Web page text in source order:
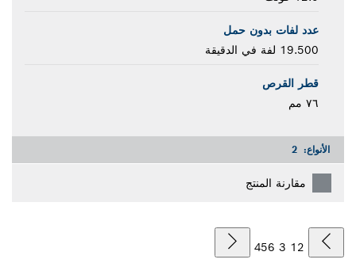
عدد لفات بدون حمل
19.500 لفة في الدقيقة
قطر القرص
٧٦ مم
الأنواع: 2
مقارنة المنتج
1 2
3
456